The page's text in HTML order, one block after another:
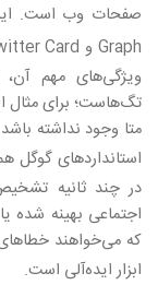
صفحات وب است. این
Graph وTwitter Card
ویژگی‌های مهم
تگ‌هاست؛ برای مثال
متا وجود نداشته
استانداردهای گوگل
در چند ثانیه
اجتماعی بهینه شده
که می‌خواهند خطاهای
ابزار ایده‌آلی است.